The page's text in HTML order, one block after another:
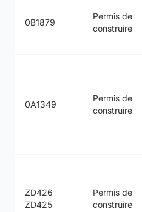
0B1879
Permis de
construire
0A1349
Permis de
construire
ZD426
ZD425
Permis de
construire